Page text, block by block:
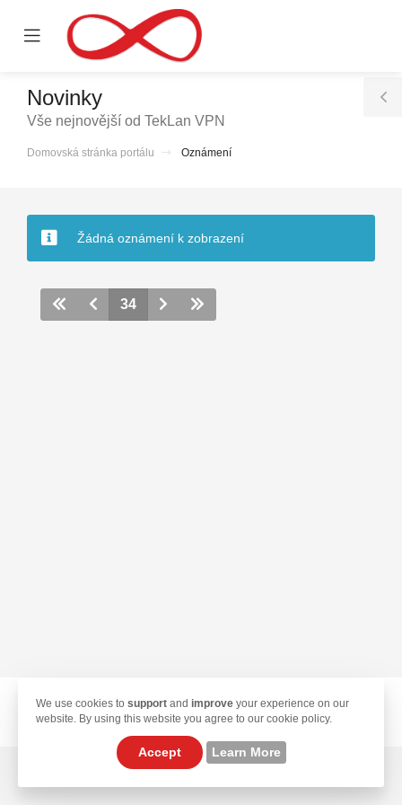
Mobile
Novinky
Vše nejnovější od TekLan VPN
Domovská stránka portálu Oznámení
Žádná oznámení k zobrazení
34
© 2026 TekLan VPN. All Rights Reserved.
We use cookies to support and improve your experience on our
website. By using this website you agree to our cookie policy.
Accept Learn More